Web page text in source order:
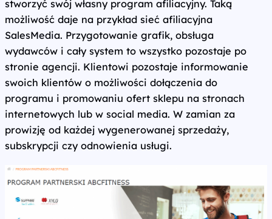
stworzyć swój własny program afiliacyjny. Taką
możliwość daje na przykład sieć afiliacyjna
SalesMedia. Przygotowanie grafik, obsługa
wydawców i cały system to wszystko pozostaje po
stronie agencji. Klientowi pozostaje informowanie
swoich klientów o możliwości dołączenia do
programu i promowaniu ofert sklepu na stronach
internetowych lub w social media. W zamian za
prowizję od każdej wygenerowanej sprzedaży,
subskrypcji czy odnowienia usługi.